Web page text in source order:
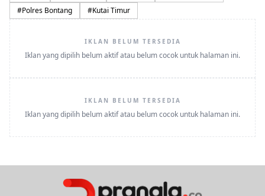
#Polres Bontang #Kutai Timur
IKLAN BELUM TERSEDIA
Iklan yang dipilih belum aktif atau belum cocok untuk halaman ini.
IKLAN BELUM TERSEDIA
Iklan yang dipilih belum aktif atau belum cocok untuk halaman ini.